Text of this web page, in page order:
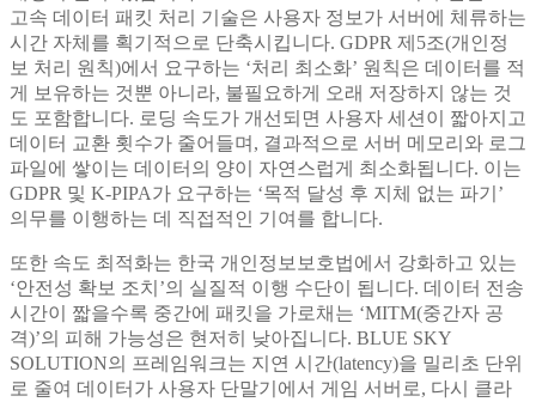
고속 데이터 패킷 처리 기술은 사용자 정보가 서버에 체류하는
시간 자체를 획기적으로 단축시킵니다. GDPR 제5조(개인정
보 처리 원칙)에서 요구하는 ‘처리 최소화’ 원칙은 데이터를 적
게 보유하는 것뿐 아니라, 불필요하게 오래 저장하지 않는 것
도 포함합니다. 로딩 속도가 개선되면 사용자 세션이 짧아지고
데이터 교환 횟수가 줄어들며, 결과적으로 서버 메모리와 로그
파일에 쌓이는 데이터의 양이 자연스럽게 최소화됩니다. 이는
GDPR 및 K-PIPA가 요구하는 ‘목적 달성 후 지체 없는 파기’
의무를 이행하는 데 직접적인 기여를 합니다.
또한 속도 최적화는 한국 개인정보보호법에서 강화하고 있는
‘안전성 확보 조치’의 실질적 이행 수단이 됩니다. 데이터 전송
시간이 짧을수록 중간에 패킷을 가로채는 ‘MITM(중간자 공
격)’의 피해 가능성은 현저히 낮아집니다. BLUE SKY
SOLUTION의 프레임워크는 지연 시간(latency)을 밀리초 단위
로 줄여 데이터가 사용자 단말기에서 게임 서버로, 다시 클라